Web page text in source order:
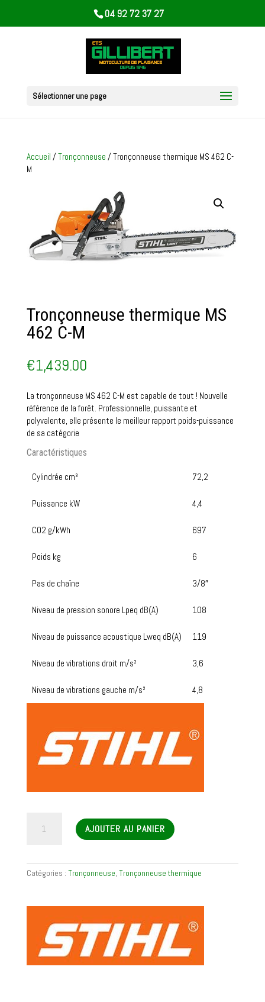
04 92 72 37 27
Sélectionner une page
Accueil /Tronçonneuse / Tronçonneuse thermique MS 462 C-
M
Tronçonneuse thermique MS
462 C-M
€1,439.00
La tronçonneuse MS 462 C-M est capable de tout ! Nouvelle
référence de la forêt. Professionnelle, puissante et
polyvalente, elle présente le meilleur rapport poids-puissance
de sa catégorie
Caractéristiques
Cylindrée cm³ 72,2
Puissance kW 4,4
CO2 g/kWh 697
Poids kg 6
Pas de chaîne 3/8″
Niveau de pression sonore Lpeq dB(A) 108
Niveau de puissance acoustique Lweq dB(A) 119
Niveau de vibrations droit m/s² 3,6
Niveau de vibrations gauche m/s² 4,8
MS
M
AJOUTER AU PANIER
Catégories : Tronçonneuse, Tronçonneuse thermique